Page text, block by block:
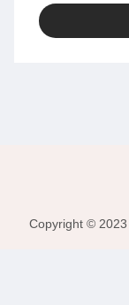
Copyright © 2023